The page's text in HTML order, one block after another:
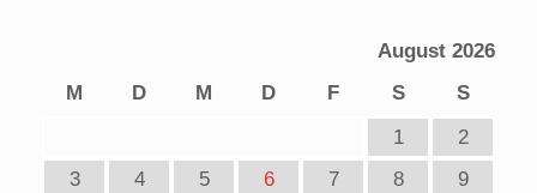
August 2026
M
D M D F S
S
1
2
3
4 5 6 7 8
9